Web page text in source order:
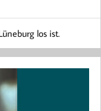
los ist.